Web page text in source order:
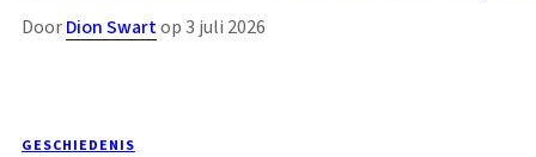
DoorDion Swartop 3 juli 2026
GESCHIEDENIS